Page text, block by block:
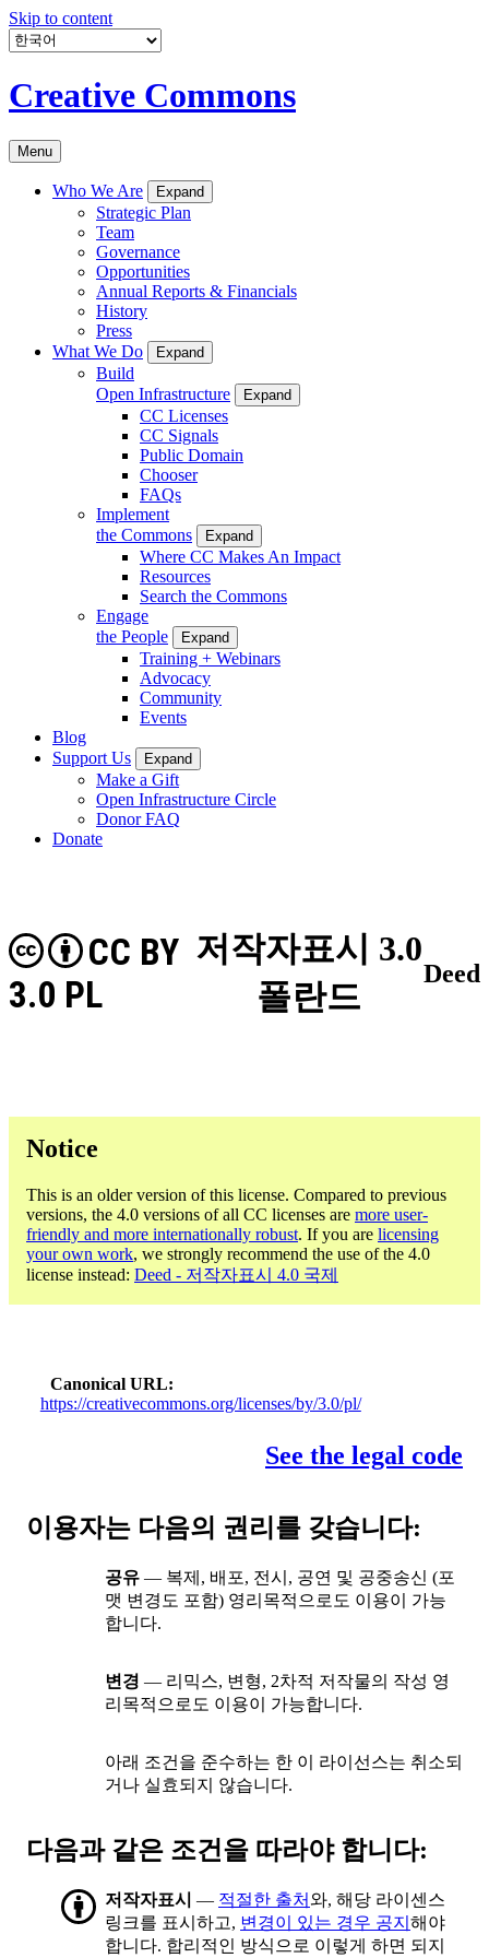
Skip to content
Creative Commons
Menu
Who We Are Expand
Strategic Plan
Team
Governance
Opportunities
Annual Reports & Financials
History
Press
What We Do
Expand
Build
Open Infrastructure
Expand
CC Licenses
CC Signals
Public Domain
Chooser
FAQs
Implement
the Commons
Expand
Where CC Makes An Impact
Resources
Search the Commons
Engage
the People
Expand
Training + Webinars
Advocacy
Community
Events
Blog
Support Us
Expand
Make a Gift
Open Infrastructure Circle
Donor FAQ
Donate
저작자표시 3.0
폴란드
CC BY
3.0 PL
Deed
Notice
This is an older version of this license. Compared to previous
versions, the 4.0 versions of all CC licenses are more user-
friendly and more internationally robust. If you are licensing
your own work, we strongly recommend the use of the 4.0
license instead: Deed - 저작자표시 4.0 국제
Canonical URL
https://creativecommons.org/licenses/by/3.0/pl/
See the legal code
이용자는 다음의 권리를 갖습니다:
공유 — 복제, 배포, 전시, 공연 및 공중송신 (포
맷 변경도 포함) 영리목적으로도 이용이 가능
합니다.
변경 — 리믹스, 변형, 2차적 저작물의 작성 영
리목적으로도 이용이 가능합니다.
아래 조건을 준수하는 한 이 라이선스는 취소되
거나 실효되지 않습니다.
다음과 같은 조건을 따라야 합니다:
저작자표시 — 적절한 출처와, 해당 라이센스
링크를 표시하고, 변경이 있는 경우 공지 해야
합니다. 합리적인 방식으로 이렇게 하면 되지